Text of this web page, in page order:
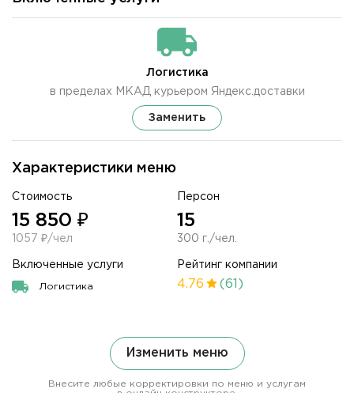
Характеристики меню
Стоимость
15 850 ₽
1057 ₽/чел
Персон
15
300 г./чел.
Включенные услуги
Логистика
Рейтинг компании
4.76 (61)
Изменить меню
Внесите любые корректировки по меню и услугам
Логистика
в пределах МКАД курьером Яндекс.доставки
Заменить